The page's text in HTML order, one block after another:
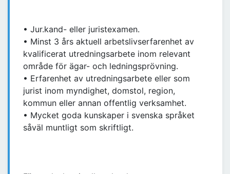
• Jur.kand- eller juristexamen.
• Minst 3 års aktuell arbetslivserfarenhet av
kvalificerat utredningsarbete inom relevant
område för ägar- och ledningsprövning.
• Erfarenhet av utredningsarbete eller som
jurist inom myndighet, domstol, region,
kommun eller annan offentlig verksamhet.
• Mycket goda kunskaper i svenska språket
såväl muntligt som skriftligt.